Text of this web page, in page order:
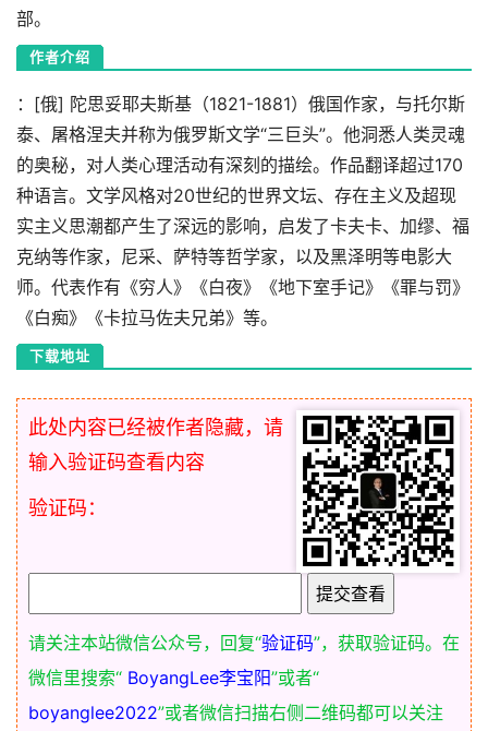
部。
作者介绍
：[俄] 陀思妥耶夫斯基（1821-1881）俄国作家，与托尔斯
泰、屠格涅夫并称为俄罗斯文学“三巨头”。他洞悉人类灵魂
的奥秘，对人类心理活动有深刻的描绘。作品翻译超过170
种语言。文学风格对20世纪的世界文坛、存在主义及超现
实主义思潮都产生了深远的影响，启发了卡夫卡、加缪、福
克纳等作家，尼采、萨特等哲学家，以及黑泽明等电影大
师。代表作有《穷人》《白夜》《地下室手记》《罪与罚》
《白痴》《卡拉马佐夫兄弟》等。
下载地址
此处内容已经被作者隐藏，请
输入验证码查看内容
验证码：
请关注本站微信公众号，回复“验证码”，获取验证码。在
微信里搜索“ BoyangLee李宝阳”或者“
boyanglee2022”或者微信扫描右侧二维码都可以关注